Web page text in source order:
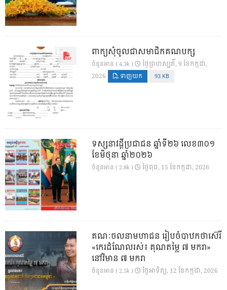
ពាក្យសុំចូលជាសមាជិកគណបក្ស
ចំនួនអាន ( 4.3k )
ថ្ងៃ​ព្រហស្បតិ៍, 9 ខែ​កក្កដា,
2026
ទាញយក 93 KB
ទស្សនាវដ្ដីប្រជាជន ឆ្នាំទី២៦ លេខ៣០១
ខែមិថុនា ឆ្នាំ២០២៦
ចំនួនអាន ( 2.8k ) ថ្ងៃ​ពុធ, 15 ខែ​កក្កដា, 2026
គណៈចលនាមហាជន រៀបចំបាឋកថាស៊េរី
«កេរដំណែលរស់៖ គុណតម្លៃ ៧ មករា»
នៅវិមាន ៧ មករា
ចំនួនអាន ( 2.5k ) ថ្ងៃ​អាទិត្យ, 12 ខែ​កក្កដា, 2026